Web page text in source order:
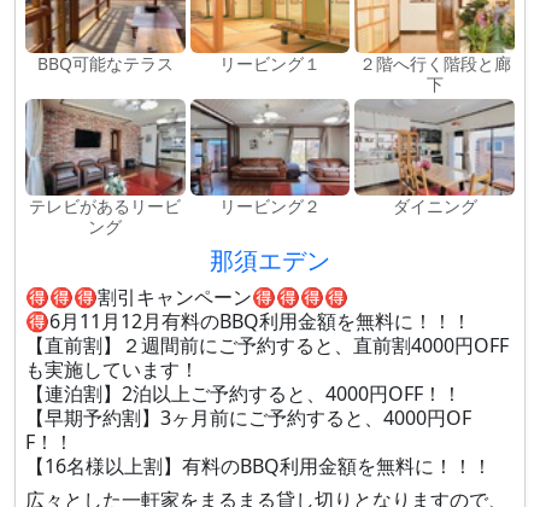
BBQ可能なテラス リービング１
２階へ行く階段と廊
下
テレビがあるリービ
ング
リービング２ ダイニング
那須エデン
🉐🉐🉐割引キャンペーン🉐🉐🉐🉐
🉐6月11月12月有料のBBQ利用金額を無料に！！！
【直前割】２週間前にご予約すると、直前割4000円OFF
も実施しています！
【連泊割】2泊以上ご予約すると、4000円OFF！！
【早期予約割】3ヶ月前にご予約すると、4000円OF
F！！
【16名様以上割】有料のBBQ利用金額を無料に！！！
広々とした一軒家をまるまる貸し切りとなりますので、